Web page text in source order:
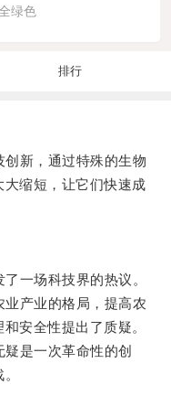
绿色
排行
新，通过特殊的生物
缩短，让它们快速成
一场科技界的热议。
产业的格局，提高农
安全性提出了质疑。
是一次革命性的创